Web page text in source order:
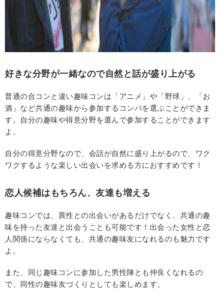
好きな分野が一緒なので自然と話が盛り上がる
普通の合コンと違い趣味コンは「アニメ」や「野球」、「お
酒」など共通の趣味から参加するコンパを選ぶことができま
す。自分の趣味や得意分野を選んで参加することができます
よ。
自分の得意分野なので、会話が自然に盛り上がるので、ワク
ワクするような楽しい出会いを求める方におすすめです！
恋人候補はもちろん、友達も増える
趣味コンでは、異性との出会いがあるだけでなく、共通の趣
味を持った友達と出会うことも可能です！出会った女性と恋
人関係にならなくても、共通の趣味友になれるのも魅力です
よ。
また、同じ趣味コンに参加した男性陣とも仲良くなれるの
で、同性の趣味友づくりとしても楽しめます。